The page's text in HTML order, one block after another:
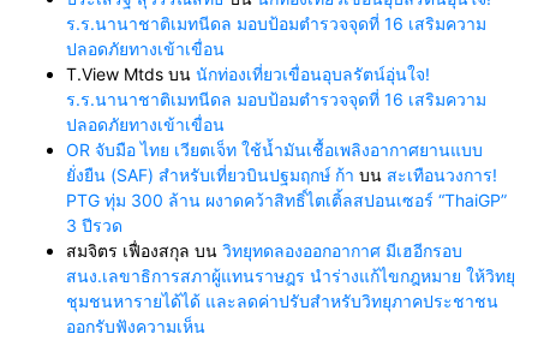
ร.ร.นานาชาติเมทนีดล มอบป้อมตำรวจจุดที่ 16 เสริมความ
ปลอดภัยทางเข้าเขื่อน
T.View Mtds บน นักท่องเที่ยวเขื่อนอุบลรัตน์อุ่นใจ!
ร.ร.นานาชาติเมทนีดล มอบป้อมตำรวจจุดที่ 16 เสริมความ
ปลอดภัยทางเข้าเขื่อน
OR จับมือ ไทย เวียตเจ็ท ใช้น้ำมันเชื้อเพลิงอากาศยานแบบ
ยั่งยืน (SAF) สำหรับเที่ยวบินปฐมฤกษ์ ก้า บน สะเทือนวงการ!
PTG ทุ่ม 300 ล้าน ผงาดคว้าสิทธิ์ไตเติ้ลสปอนเซอร์ “ThaiGP”
3 ปีรวด
สมจิตร เฟื่องสกุล บน วิทยุทดลองออกอากาศ มีเฮอีกรอบ
สนง.เลขาธิการสภาผู้แทนราษฎร นำร่างแก้ไขกฎหมาย ให้วิทยุ
ชุมชนหารายได้ได้ และลดค่าปรับสำหรับวิทยุภาคประชาชน
ออกรับฟังความเห็น